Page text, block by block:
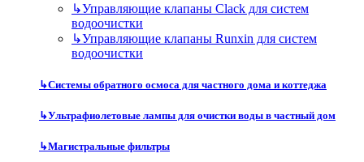
↳Управляющие клапаны Clack для систем
водоочистки
↳Управляющие клапаны Runxin для систем
водоочистки
↳Системы обратного осмоса для частного дома и коттеджа
↳Ультрафиолетовые лампы для очистки воды в частный дом
↳Магистральные фильтры